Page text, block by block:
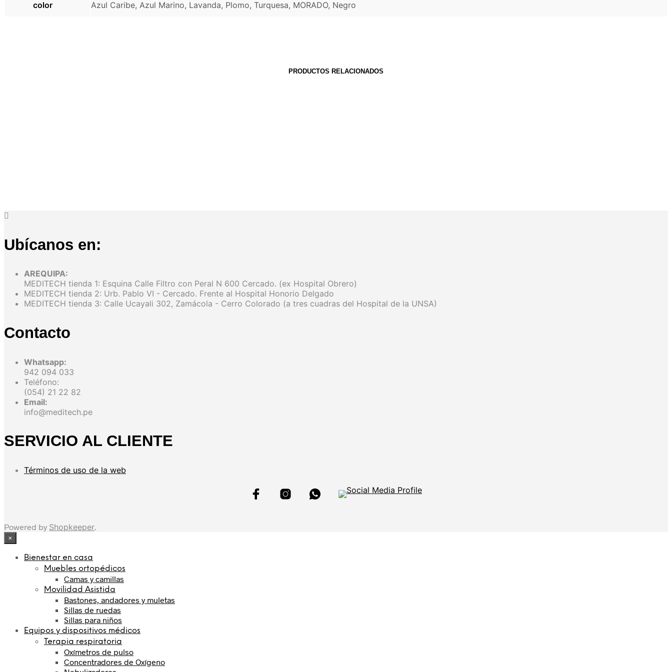
color Azul Caribe, Azul Marino, Lavanda, Plomo, Turquesa, MORADO, Negro
PRODUCTOS RELACIONADOS
Ubícanos en:
AREQUIPA:
MEDITECH tienda 1: Esquina Calle Filtro con Peral N 600 Cercado. (ex Hospital Obrero)
MEDITECH tienda 2: Urb. Pablo VI - Cercado. Frente al Hospital Honorio Delgado
MEDITECH tienda 3: Calle Ucayali 302, Zamácola - Cerro Colorado (a tres cuadras del Hospital de la UNSA)
Contacto
Whatsapp:
942 094 033
Teléfono:
(054) 21 22 82
Email:
info@meditech.pe
SERVICIO AL CLIENTE
Términos de uso de la web
Powered by Shopkeeper.
×
Bienestar en casa
Muebles ortopédicos
Camas y camillas
Movilidad Asistida
Bastones, andadores y muletas
Sillas de ruedas
Sillas para niños
Equipos y dispositivos médicos
Terapia respiratoria
Oxímetros de pulso
Concentradores de Oxígeno